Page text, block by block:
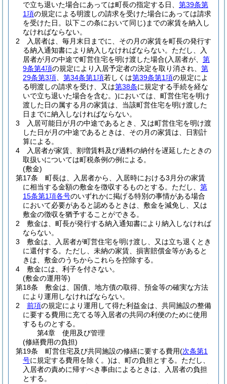
で立ち退いた場合にあっては町長の指定する日、 第39条第
1項の規定による明渡しの請求を受けた場合にあっては請求
を受けた日。以下この条において同じ) までの家賃を納入し
なければならない。
2
入居者は、毎月末日までに、その月の家賃を町長の発行す
る納入通知書により納入しなければならない。 ただし、入
居者が月の中途で町営住宅を明け渡した場合(入居者が、 第
9条第4項の規定により入居予定者の決定を取り消され、 第
29条第3項
第34条第1項若しくは第39条第1項の規定によ
る明渡しの請求を受け、又は第38条に規定する手続を経な
いで立ち退いた場合を含む。)においては、町営住宅を明け
渡した日の属する月の家賃は、当該町営住宅を明け渡した
日までに納入しなければならない。
3
入居可能日が月の中途であるとき、又は町営住宅を明け渡
した日が月の中途であるときは、その月の家賃は、日割計
算による。
4
入居者が家賃、割増賃料及び過料の納付を遅延したときの
取扱いについては町税条例の例による。
(敷金)
第17条
町長は、入居者から、入居時における3月分の家賃
に相当する金額の敷金を徴収するものとする。 ただし、 第
15条第1項各号のいずれかに掲げる特別の事情がある場合
において必要があると認めるときは、敷金を減免し、又は
敷金の徴収を猶予することができる。
2
敷金は、町長が発行する納入通知書により納入しなければ
ならない。
3
敷金は、入居者が町営住宅を明け渡し、又は立ち退くとき
に還付する。 ただし、未納の家賃、損害賠償金等があると
きは、敷金のうちからこれらを控除する。
4
敷金には、利子を付さない。
(敷金の運用等)
第18条
敷金は、国債、地方債の取得、預金等の確実な方法
により運用しなければならない。
2
前項の規定により運用して得た利益金は、共同施設の整備
に要する費用に充てる等入居者の共同の利便のために使用
するものとする。
第4章
使用及び管理
(修繕費用の負担)
第19条
町営住宅及び共同施設の修繕に要する費用(次条第1
号に規定する費用を除く。)は、町の負担とする。 ただし、
入居者の責めに帰すべき事由によるときは、入居者の負担
とする。